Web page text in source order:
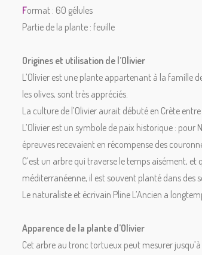
Format : 60 gélules
Partie de la plante : feuille
Origines et utilisation de l’Olivier
L’Olivier est une plante appartenant à la famille
les olives, sont très appréciés.
La culture de l’Olivier aurait débuté en Crète
L’Olivier est un symbole de paix historique : pour
épreuves recevaient en récompense des
C’est un arbre qui traverse le temps aisément,
méditerranéenne, il est souvent planté dans des
Le naturaliste et écrivain Pline L’Ancien a
Apparence de la plante d’Olivier
Cet arbre au tronc tortueux peut mesurer